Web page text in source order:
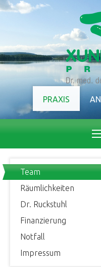
PRAXIS
Team
Räumlichkeiten
Dr. Ruckstuhl
Finanzierung
Notfall
Impressum